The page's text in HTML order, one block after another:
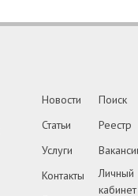
Новости
Статьи
Услуги
Контакты
Поиск
Реестр
Личный
кабинет